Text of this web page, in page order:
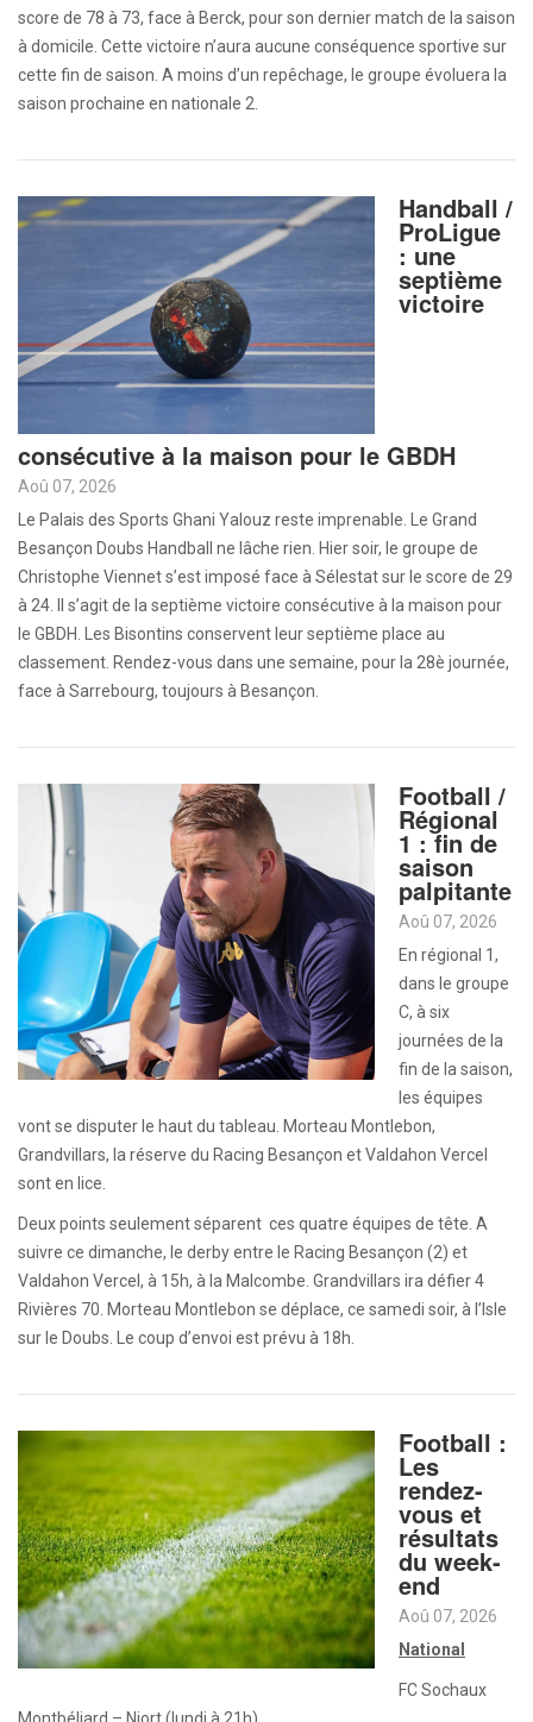
score de 78 à 73, face à Berck, pour son dernier match de la saison
à domicile. Cette victoire n’aura aucune conséquence sportive sur
cette fin de saison. A moins d’un repêchage, le groupe évoluera la
saison prochaine en nationale 2.
Handball /
ProLigue
: une
septième
victoire
consécutive à la maison pour le GBDH
Aoû 07, 2026
Le Palais des Sports Ghani Yalouz reste imprenable. Le Grand
Besançon Doubs Handball ne lâche rien. Hier soir, le groupe de
Christophe Viennet s’est imposé face à Sélestat sur le score de 29
à 24. Il s’agit de la septième victoire consécutive à la maison pour
le GBDH. Les Bisontins conservent leur septième place au
classement. Rendez-vous dans une semaine, pour la 28è journée,
face à Sarrebourg, toujours à Besançon.
Football /
Régional
1 : fin de
saison
palpitante
Aoû 07, 2026
En régional 1,
dans le groupe
C, à six
journées de la
fin de la saison,
les équipes
vont se disputer le haut du tableau. Morteau Montlebon,
Grandvillars, la réserve du Racing Besançon et Valdahon Vercel
sont en lice.
Deux points seulement séparent ces quatre équipes de tête. A
suivre ce dimanche, le derby entre le Racing Besançon (2) et
Valdahon Vercel, à 15h, à la Malcombe. Grandvillars ira défier 4
Rivières 70. Morteau Montlebon se déplace, ce samedi soir, à l’Isle
sur le Doubs. Le coup d’envoi est prévu à 18h.
Football :
Les
rendez-
vous et
résultats
du week-
end
Aoû 07, 2026
National
FC Sochaux